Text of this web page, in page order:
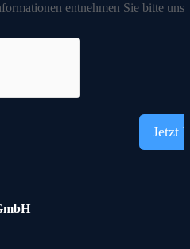
entnehmen Sie bitte
Jetzt